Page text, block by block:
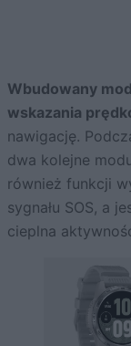
Wbudowany
wskazania
nawigację.
dwa kolejne
również funkcji
sygnału SOS, a
cieplna